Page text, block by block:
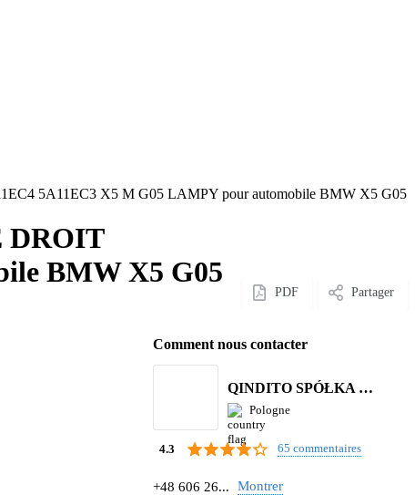
5A11EC3 X5 M G05 LAMPY pour automobile BMW X5 G05
DROIT
BMW X5 G05
PDF Partager
Comment nous contacter
QINDITO SPÓŁKA Z OGRANICZONĄ ODPOWIEDZIALNOŚCIĄ
Pologne
4.3 65 commentaires
+48 606 26... Montrer